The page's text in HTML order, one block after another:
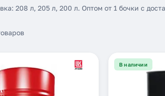
208 л, 205 л, 200 л. Оптом от 1 бочки с
В наличии